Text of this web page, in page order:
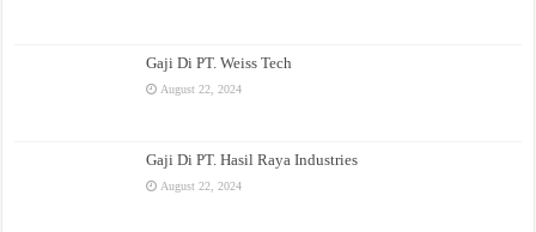
Gaji Di PT. Weiss Tech
August 22, 2024
Gaji Di PT. Hasil Raya Industries
August 22, 2024